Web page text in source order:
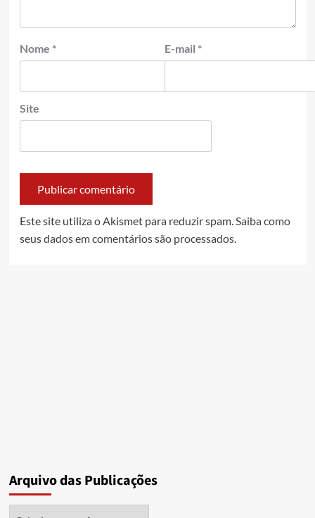
Nome * E-mail *
Site
Este site utiliza o Akismet para reduzir spam.Saiba como
seus dados em comentários são processados.
Arquivo das Publicações